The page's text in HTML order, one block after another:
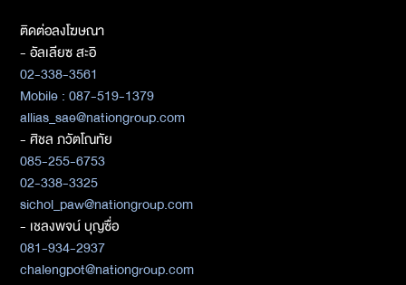
ติดต่อลงโฆษณา
- อัลเลียซ สะอิ
02-338-3561
Mobile : 087-519-1379
allias_sae@nationgroup.com
- ศิชล ภวัตโณทัย
085-255-6753
02-338-3325
sichol_paw@nationgroup.com
- เชลงพจน์ บุญซื่อ
081-934-2937
chalengpot@nationgroup.com